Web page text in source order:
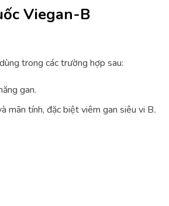
Viegan-B
trong các trường hợp sau:
gan.
mãn tính, đặc biệt viêm gan siêu vi B.